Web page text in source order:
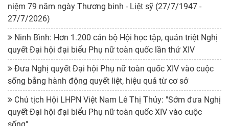
niệm 79 năm ngày Thương binh - Liệt sỹ (27/7/1947 -
27/7/2026)
Ninh Bình: Hơn 1.200 cán bộ Hội học tập, quán triệt Nghị
quyết Đại hội đại biểu Phụ nữ toàn quốc lần thứ XIV
Đưa Nghị quyết Đại hội Phụ nữ toàn quốc XIV vào cuộc
sống bằng hành động quyết liệt, hiệu quả từ cơ sở
Chủ tịch Hội LHPN Việt Nam Lê Thị Thủy: "Sớm đưa Nghị
quyết Đại hội đại biểu Phụ nữ toàn quốc XIV vào cuộc